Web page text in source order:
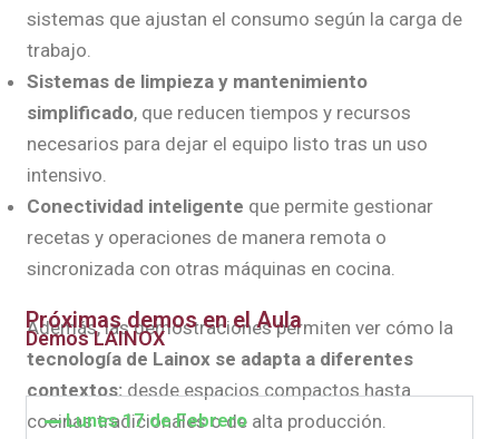
sistemas que ajustan el consumo según la carga de
trabajo.
Sistemas de limpieza y mantenimiento
simplificado, que reducen tiempos y recursos
necesarios para dejar el equipo listo tras un uso
intensivo.
Conectividad inteligente que permite gestionar
recetas y operaciones de manera remota o
sincronizada con otras máquinas en cocina.
Además, las demostraciones permiten ver cómo la
tecnología de Lainox se adapta a diferentes
contextos:desde espacios compactos hasta
cocinas tradicionales o de alta producción.
Próximas demos en el Aula
Demos LAINOX
Lunes 17 de Febrero